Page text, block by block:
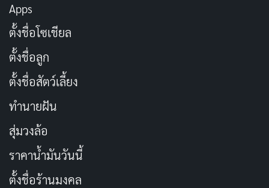
Apps
ตั้งชื่อโซเชียล
ตั้งชื่อลูก
ตั้งชื่อสัตว์เลี้ยง
ทำนายฝัน
สุ่มวงล้อ
ราคาน้ำมันวันนี้
ตั้งชื่อร้านมงคล